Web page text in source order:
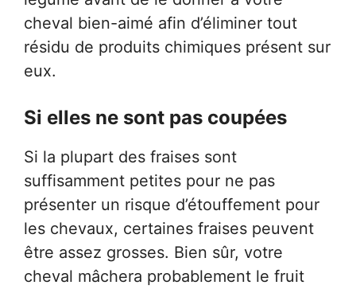
cheval bien-aimé afin d’éliminer tout
résidu de produits chimiques présent sur
eux.
Si elles ne sont pas coupées
Si la plupart des fraises sont
suffisamment petites pour ne pas
présenter un risque d’étouffement pour
les chevaux, certaines fraises peuvent
être assez grosses. Bien sûr, votre
cheval mâchera probablement le fruit